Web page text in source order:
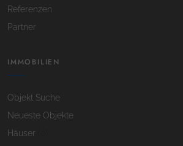
Referenzen
Partner
IMMOBILIEN
Objekt Suche
Neueste Objekte
Häuser